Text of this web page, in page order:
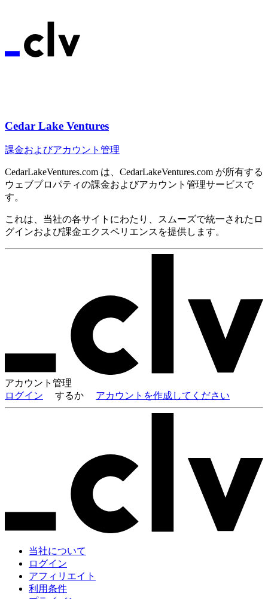
Cedar Lake Ventures
課金およびアカウント管理
CedarLakeVentures.com は、CedarLakeVentures.com が所有する
ウェブプロパティの課金およびアカウント管理サービスで
す。
これは、当社の各サイトにわたり、スムーズで統一されたロ
グインおよび課金エクスペリエンスを提供します。
アカウント 管理
ログイン
するか アカウントを作成してください
当社について
ログイン
アフィリエイト
利用条件